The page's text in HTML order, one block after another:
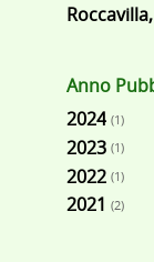
Anno
2024 (1)
2023 (1)
2022 (1)
2021 (2)